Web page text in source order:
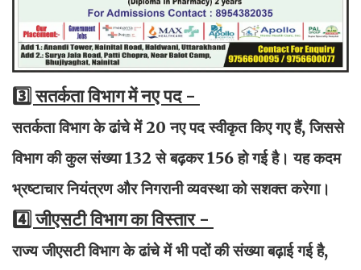
3️⃣ सतर्कता विभाग में नए पद -
सतर्कता विभाग के ढांचे में 20 नए पद स्वीकृत किए गए हैं, जिससे
विभाग की कुल संख्या 132 से बढ़कर 156 हो गई है। यह कदम
भ्रष्टाचार नियंत्रण और निगरानी व्यवस्था को सशक्त करेगा।
4️⃣ जीएसटी विभाग का विस्तार -
राज्य जीएसटी विभाग के ढांचे में भी पदों की संख्या बढ़ाई गई है,